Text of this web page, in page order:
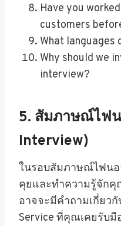
Have you
customers
What languages
Why should we
interview?
5. สัมภาษณ์ไฟ
Interview)
ในรอบสัมภาษณ์ไฟนอ
คุยและทำความรู้จักคุ
อาจจะมีคำถามเกี่ยว
Service ที่คุณเคยรับมื